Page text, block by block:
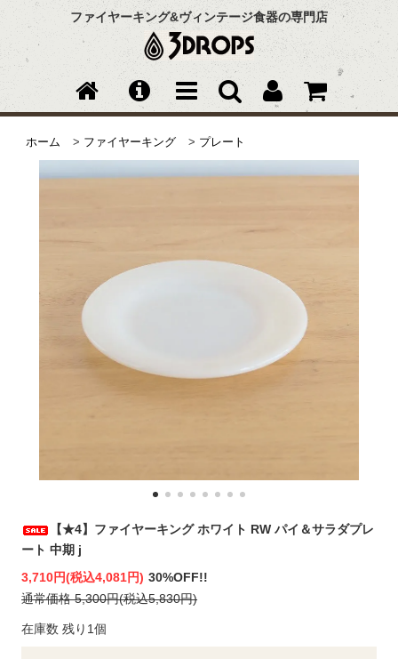
ファイヤーキング&ヴィンテージ食器の専門店
ホーム > ファイヤーキング > プレート
【★4】ファイヤーキング ホワイト RW パイ＆サラダプレ
ート 中期 j
3,710円(税込4,081円) 30%OFF!!
通常価格 5,300円(税込5,830円)
在庫数 残り1個